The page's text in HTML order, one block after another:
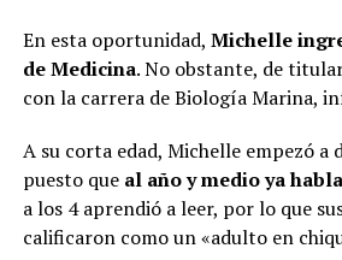
En esta oportunidad, Michelle
de Medicina. No obstante, de
con la carrera de Biología Marina,
A su corta edad, Michelle empezó a
puesto que al año y medio ya
a los 4 aprendió a leer, por lo que
calificaron como un «adulto en